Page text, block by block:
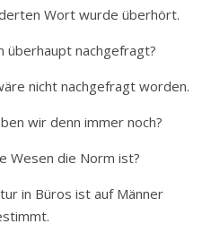
Wort wurde überhört.
überhaupt nachgefragt?
nicht nachgefragt worden.
wir denn immer noch?
Wesen die Norm ist?
in Büros ist auf Männer